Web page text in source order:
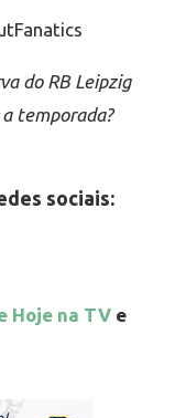
do RB Leipzig
temporada?
sociais:
Hoje na TV e